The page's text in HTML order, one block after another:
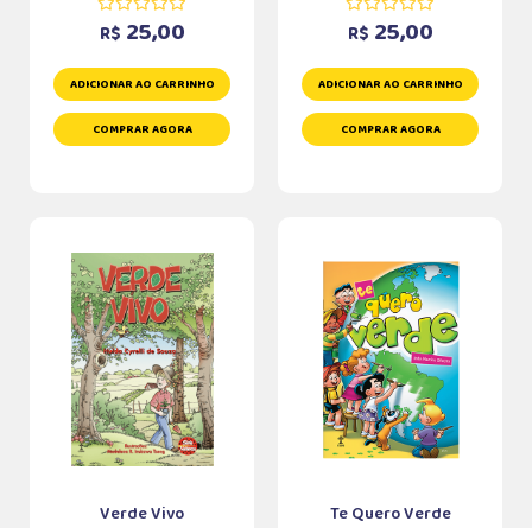
R$ 25,00
ADICIONAR AO CARRINHO
COMPRAR AGORA
R$ 25,00
ADICIONAR AO CARRINHO
COMPRAR AGORA
Verde Vivo Te Quero Verde